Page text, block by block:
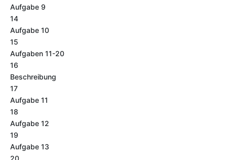
Aufgabe 9
14
Aufgabe 10
15
Aufgaben 11-20
16
Beschreibung
17
Aufgabe 11
18
Aufgabe 12
19
Aufgabe 13
20